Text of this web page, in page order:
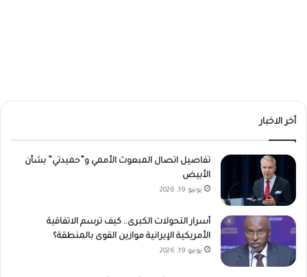
أخر الاخبار
تفاصيل اتصال المبعوث الأممي و”حميدتي” بشأن
الأبيض
يونيو 19, 2026
أسرار التحولات الكبرى.. كيف ترسم الاتفاقية
الأمريكية الإيرانية موازين القوى بالمنطقة؟
يونيو 19, 2026